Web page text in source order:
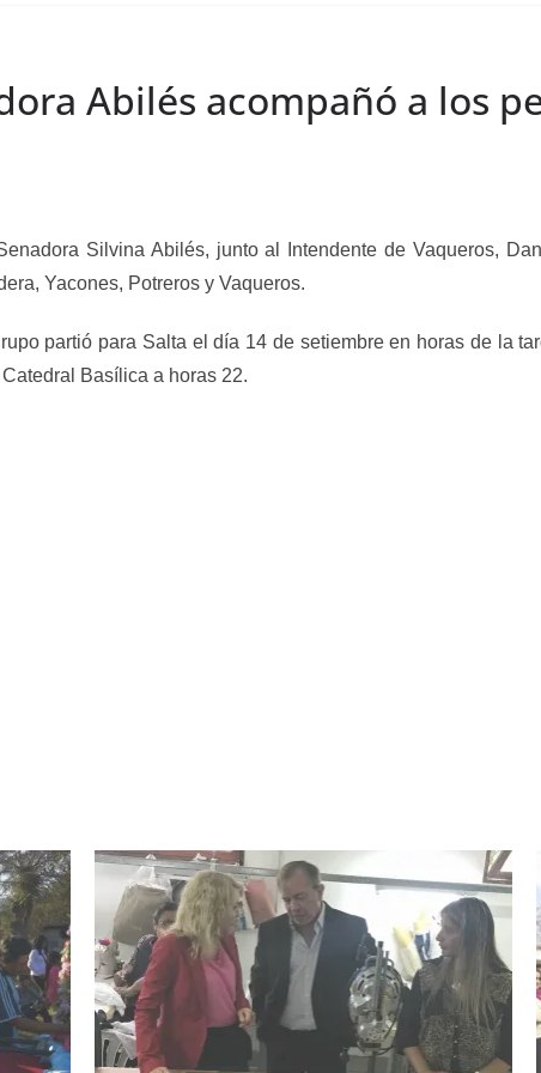
Abilés acompañó a los
Silvina Abilés, junto al Intendente de Vaqueros,
Yacones, Potreros y Vaqueros.
partió para Salta el día 14 de setiembre en horas de la
Basílica a horas 22.